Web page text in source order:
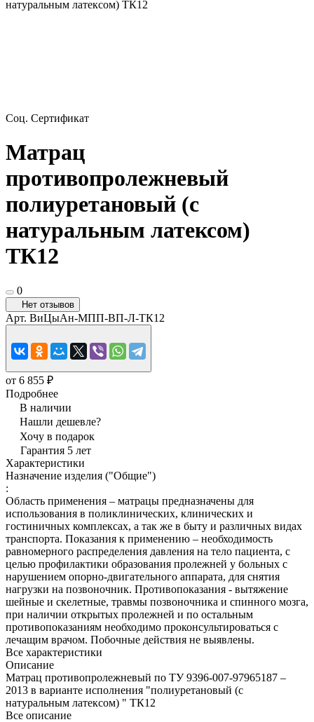
натуральным латексом) ТК12
Соц. Сертификат
Матрац
противопролежневый
полиуретановый (с
натуральным латексом)
ТК12
0
Нет отзывов
Арт. ВиЦыАн-МПП-ВП-Л-ТК12
от 6 855 ₽
Подробнее
В наличии
Нашли дешевле?
Хочу в подарок
Гарантия 5 лет
Характеристики
Назначение изделия ("Общие")
:
Область применения – матрацы предназначены для
использования в поликлинических, клинических и
гостиничных комплексах, а так же в быту и различных видах
транспорта. Показания к применению – необходимость
равномерного распределения давления на тело пациента, с
целью профилактики образования пролежней у больных с
нарушением опорно-двигательного аппарата, для снятия
нагрузки на позвоночник. Противопоказания - вытяжение
шейные и скелетные, травмы позвоночника и спинного мозга,
при наличии открытых пролежней и по остальным
противопоказаниям необходимо проконсультироваться с
лечащим врачом. Побочные действия не выявлены.
Все характеристики
Описание
Матрац противопролежневый по ТУ 9396-007-97965187 –
2013 в варианте исполнения "полиуретановый (с
натуральным латексом) " ТК12
Все описание